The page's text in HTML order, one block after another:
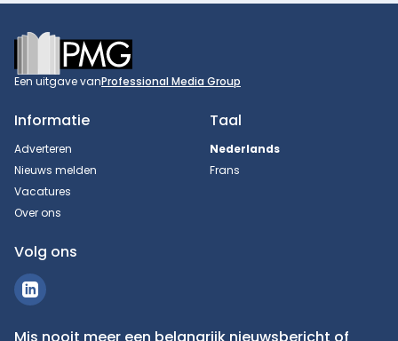
Footer
Een uitgave vanProfessional Media Group
Informatie
Adverteren
Nieuws melden
Vacatures
Over ons
Taal
Nederlands
Frans
Volg ons